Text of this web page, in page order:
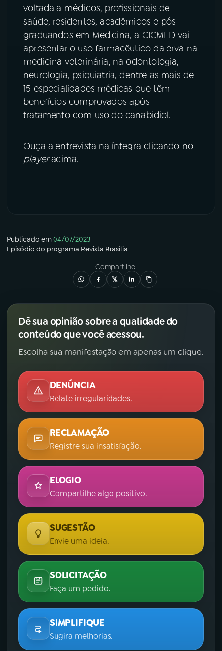
voltada a médicos, profissionais de
saúde, residentes, acadêmicos e pós-
graduandos em Medicina, a CICMED vai
apresentar o uso farmacêutico da erva na
medicina veterinária, na odontologia,
neurologia, psiquiatria, dentre as mais de
15 especialidades médicas que têm
benefícios comprovados após
tratamento com uso do canabidiol.
Ouça a entrevista na íntegra clicando no
playeracima.
Publicado em04/07/2023
Episódio do programa Revista Brasília
Compartilhe
Dê sua opinião sobre a qualidade do
conteúdo que você acessou.
Escolha sua manifestação em apenas um clique.
DENÚNCIA
Relate irregularidades.
RECLAMAÇÃO
Registre sua insatisfação.
ELOGIO
Compartilhe algo positivo.
SUGESTÃO
Envie uma ideia.
SOLICITAÇÃO
Faça um pedido.
SIMPLIFIQUE
Sugira melhorias.